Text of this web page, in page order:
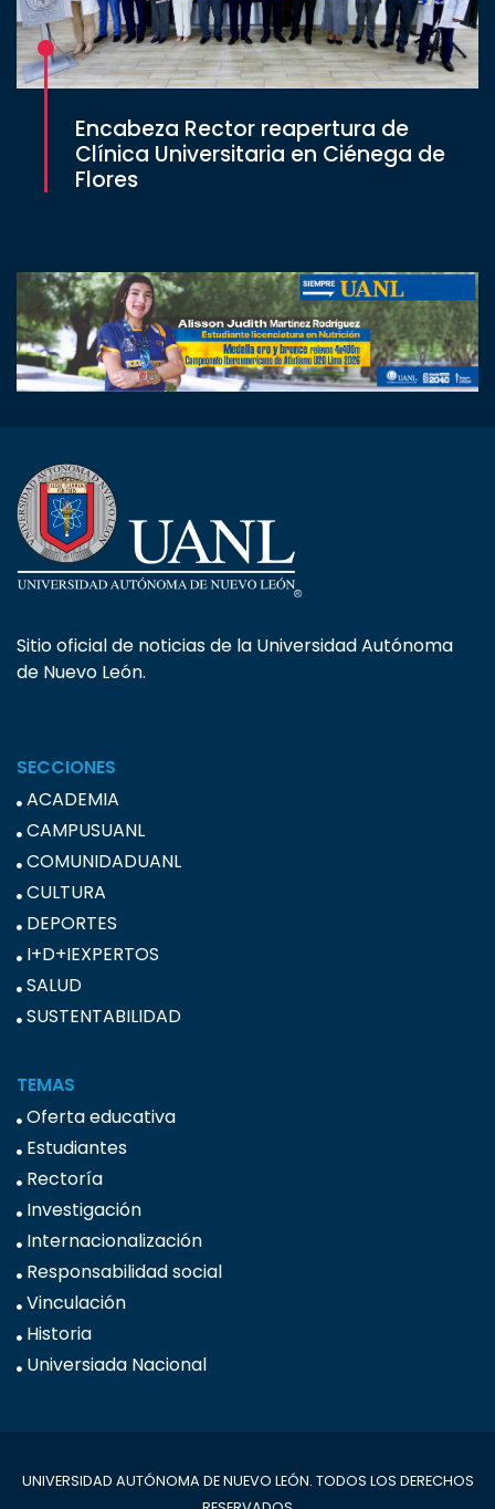
Encabeza Rector reapertura de
Clínica Universitaria en Ciénega de
Flores
Sitio oficial de noticias de la Universidad Autónoma
de Nuevo León.
SECCIONES
ACADEMIA
CAMPUSUANL
COMUNIDADUANL
CULTURA
DEPORTES
I+D+IEXPERTOS
SALUD
SUSTENTABILIDAD
TEMAS
Oferta educativa
Estudiantes
Rectoría
Investigación
Internacionalización
Responsabilidad social
Vinculación
Historia
Universiada Nacional
UNIVERSIDAD AUTÓNOMA DE NUEVO LEÓN. TODOS LOS DERECHOS